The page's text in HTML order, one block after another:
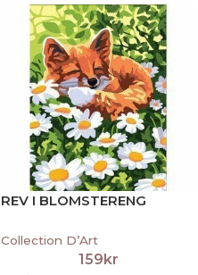
REV I BLOMSTERENG
Collection D’Art
159 kr